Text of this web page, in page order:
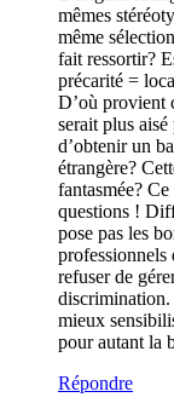
mêmes
même
fait ressortir?
précarité =
D’où provient
serait plus
d’obtenir un
étrangère?
fantasmée?
questions !
pose pas les
professionnels
refuser de
discrimination.
mieux
pour autant la
Répondre